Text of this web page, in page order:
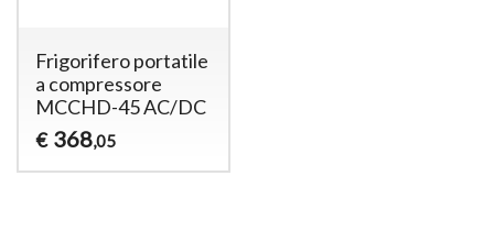
Frigorifero portatile
a compressore
MCCHD-45 AC/DC
€ 368,05